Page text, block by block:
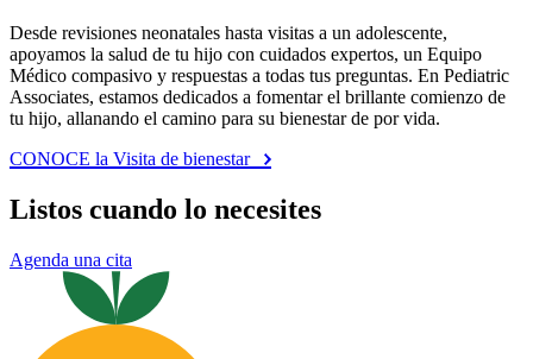
Desde revisiones neonatales hasta visitas a un adolescente,
apoyamos la salud de tu hijo con cuidados expertos, un Equipo
Médico compasivo y respuestas a todas tus preguntas. En Pediatric
Associates, estamos dedicados a fomentar el brillante comienzo de
tu hijo, allanando el camino para su bienestar de por vida.
CONOCE la Visita de bienestar
Listos cuando lo necesites
Agenda una cita